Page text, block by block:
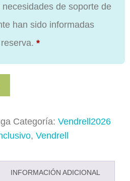
de soporte de
han sido informadas
*
Categoría: Vendrell2026
, Vendrell
INFORMACIÓN ADICIONAL